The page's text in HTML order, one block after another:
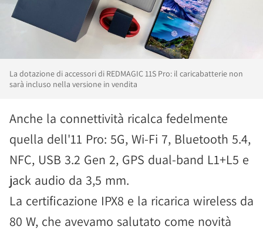
La dotazione di accessori di REDMAGIC 11S Pro: il caricabatterie non
sarà incluso nella versione in vendita
Anche la connettività ricalca fedelmente
quella dell'11 Pro: 5G, Wi-Fi 7, Bluetooth 5.4,
NFC, USB 3.2 Gen 2, GPS dual-band L1+L5 e
jack audio da 3,5 mm.
La certificazione IPX8 e la ricarica wireless da
80 W, che avevamo salutato come novità